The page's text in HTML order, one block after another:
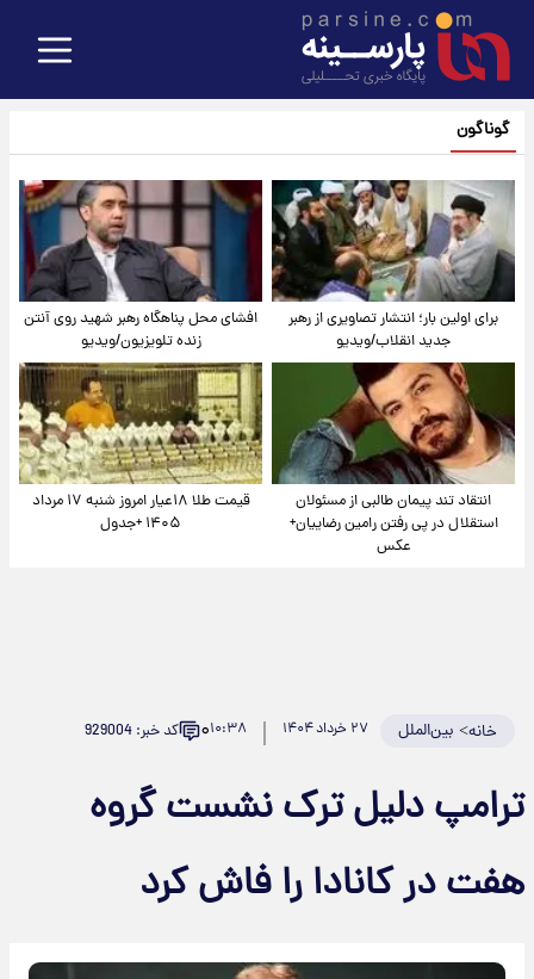
گوناگون
برای اولین بار؛ انتشار تصاویری از رهبر
جدید انقلاب/ویدیو
افشای محل پناهگاه‌ رهبر شهید روی آنتن
زنده تلویزیون/ویدیو
انتقاد تند پیمان طالبی از مسئولان
استقلال در پی رفتن رامین رضاییان+
عکس
قیمت طلا ۱۸عیار امروز شنبه ۱۷ مرداد
۱۴۰۵ +جدول
خانه> بین‌الملل ۲۷ خرداد ۱۴۰۴ ۱۰:۳۸۰ کد خبر: 929004
ترامپ دلیل ترک نشست گروه
هفت در کانادا را فاش کرد